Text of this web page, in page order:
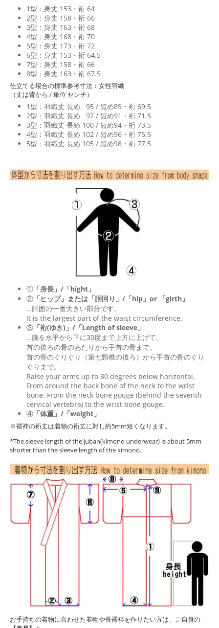
1型：身丈 153・裄 64
2型：身丈 158・裄 66
3型：身丈 163・裄 68
4型：身丈 168・裄 70
5型：身丈 173・裄 72
6型：身丈 153・裄 64.5
7型：身丈 158・裄 66
8型：身丈 163・裄 67.5
仕立てる場合の標準参考寸法：女性羽織
（丈は背から / 単位 センチ）
1型：羽織丈 長め 95 / 短め89・裄 69.5
2型：羽織丈 長め 97 / 短め91・裄 71.5
3型：羽織丈 長め 100 / 短め94・裄 73.5
4型：羽織丈 長め 102 / 短め96・裄 75.5
5型：羽織丈 長め 105 / 短め98・裄 77.5
① 「身長」/「hight」
② 「ヒップ」または「胴回り」/「hip 」or 「girth 」
…胴囲の一番大きい部分です。
It is the largest part of the waist circumference.
③ 「裄(ゆき)」/「Length of sleeve」
…腕を水平から下に30度まで上方に上げて、
首の後ろの骨のあたりから手首の骨まで。
首の骨のぐりぐり（第七頸椎の後ろ）から手首の骨のぐり
ぐりまで。
Raise your arms up to 30 degrees below horizontal,
From around the back bone of the neck to the wrist
bone. From the neck bone gouge (behind the seventh
cervical vertebra) to the wrist bone gouge.
④ 「体重」/「weight」
※襦袢の裄丈は着物の裄丈に対し約5mm短くなります。
*The sleeve length of the juban(kimono underwear) is about 5mm
shorter than the sleeve length of the kimono.
お手持ちの着物に合わせた着物や長襦袢を作りたい方は、ご自身の